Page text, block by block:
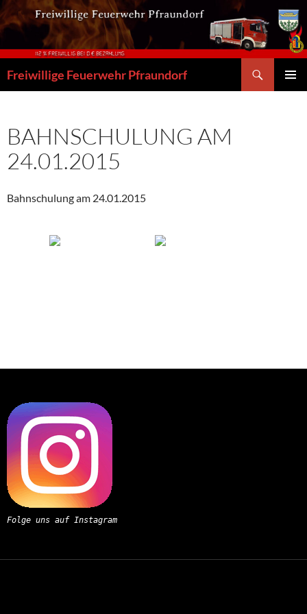
Zum
Inhalt
springen
Freiwillige Feuerwehr Pfraundorf
BAHNSCHULUNG AM
24.01.2015
Bahnschulung am 24.01.2015
Folge uns auf Instagram